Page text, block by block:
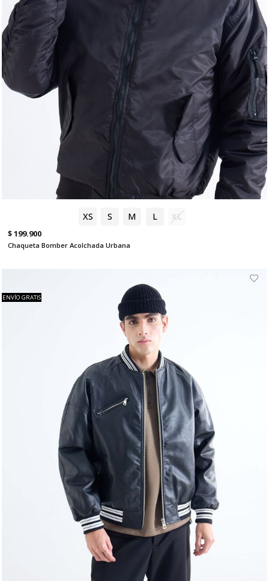
XS S M L XL
$ 199.900
Chaqueta Bomber Acolchada Urbana
ENVÍO GRATIS